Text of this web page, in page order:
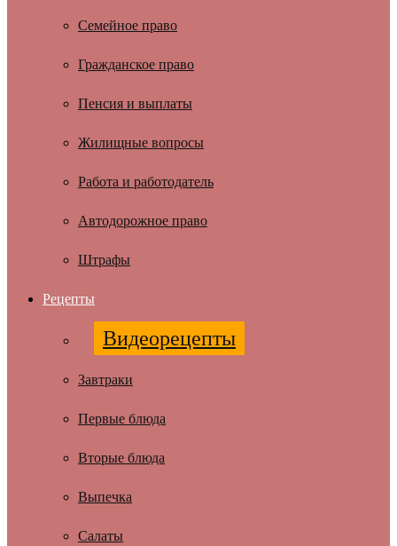
Семейное право
Гражданское право
Пенсия и выплаты
Жилищные вопросы
Работа и работодатель
Автодорожное право
Штрафы
Рецепты
Видеорецепты
Завтраки
Первые блюда
Вторые блюда
Выпечка
Салаты